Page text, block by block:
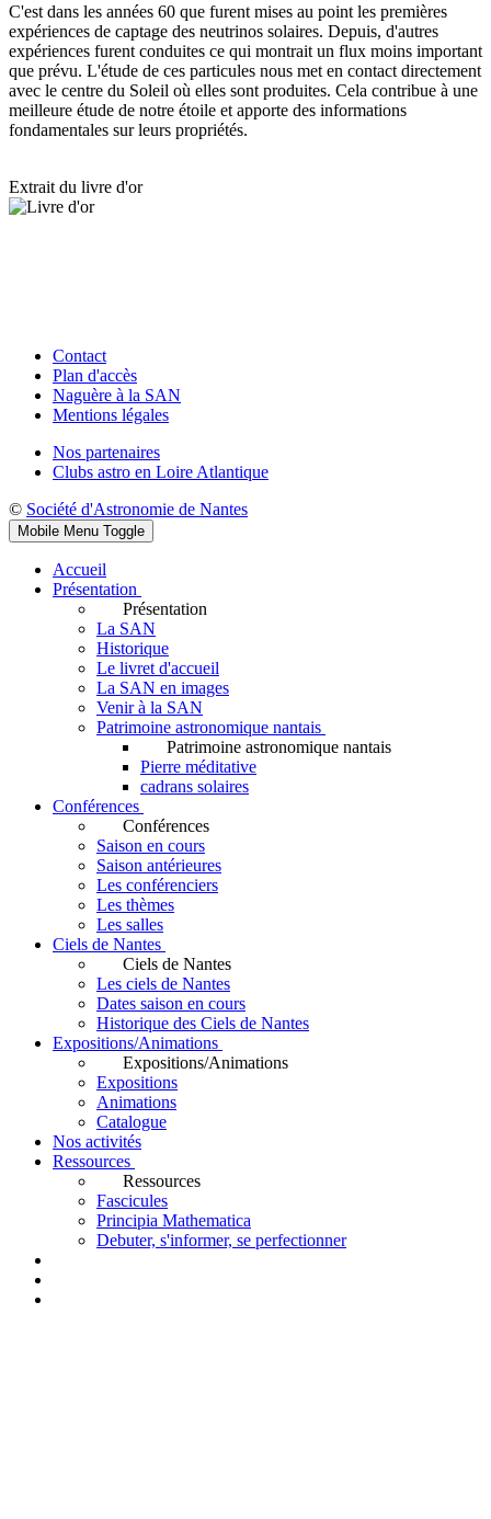
C'est dans les années 60 que furent mises au point les premières
expériences de captage des neutrinos solaires. Depuis, d'autres
expériences furent conduites ce qui montrait un flux moins important
que prévu. L'étude de ces particules nous met en contact directement
avec le centre du Soleil où elles sont produites. Cela contribue à une
meilleure étude de notre étoile et apporte des informations
fondamentales sur leurs propriétés.
Extrait du livre d'or
Contact
Plan d'accès
Naguère à la SAN
Mentions légales
Nos partenaires
Clubs astro en Loire Atlantique
© Société d'Astronomie de Nantes
Mobile Menu Toggle
Accueil
Présentation
Présentation
La SAN
Historique
Le livret d'accueil
La SAN en images
Venir à la SAN
Patrimoine astronomique nantais
Patrimoine astronomique nantais
Pierre méditative
cadrans solaires
Conférences
Conférences
Saison en cours
Saison antérieures
Les conférenciers
Les thèmes
Les salles
Ciels de Nantes
Ciels de Nantes
Les ciels de Nantes
Dates saison en cours
Historique des Ciels de Nantes
Expositions/Animations
Expositions/Animations
Expositions
Animations
Catalogue
Nos activités
Ressources
Ressources
Fascicules
Principia Mathematica
Debuter, s'informer, se perfectionner